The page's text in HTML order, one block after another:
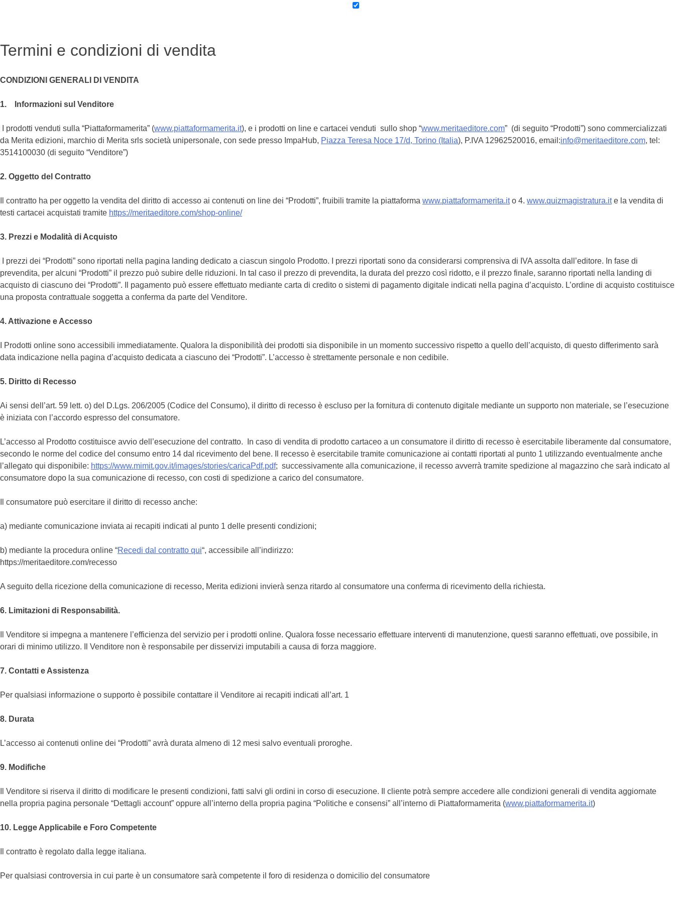
Termini e condizioni di vendita
CONDIZIONI GENERALI DI VENDITA
1. Informazioni sul Venditore
I prodotti venduti sulla “Piattaformamerita” (www.piattaformamerita.it), e i prodotti on line e cartacei venduti sullo shop “www.meritaeditore.com” (di seguito “Prodotti”) sono commercializzati
da Merita edizioni, marchio di Merita srls società unipersonale, con sede presso ImpaHub, Piazza Teresa Noce 17/d, Torino (Italia), P.IVA 12962520016, email:info@meritaeditore.com, tel:
3514100030 (di seguito “Venditore”)
2. Oggetto del Contratto
Il contratto ha per oggetto la vendita del diritto di accesso ai contenuti on line dei “Prodotti”, fruibili tramite la piattaforma www.piattaformamerita.ito 4. www.quizmagistratura.ite la vendita di
testi cartacei acquistati tramite https://meritaeditore.com/shop-online/
3. Prezzi e Modalità di Acquisto
I prezzi dei “Prodotti” sono riportati nella pagina landing dedicato a ciascun singolo Prodotto. I prezzi riportati sono da considerarsi comprensiva di IVA assolta dall’editore. In fase di
prevendita, per alcuni “Prodotti” il prezzo può subire delle riduzioni. In tal caso il prezzo di prevendita, la durata del prezzo così ridotto, e il prezzo finale, saranno riportati nella landing di
acquisto di ciascuno dei “Prodotti”. Il pagamento può essere effettuato mediante carta di credito o sistemi di pagamento digitale indicati nella pagina d’acquisto. L’ordine di acquisto costituisce
una proposta contrattuale soggetta a conferma da parte del Venditore.
4. Attivazione e Accesso
I Prodotti online sono accessibili immediatamente. Qualora la disponibilità dei prodotti sia disponibile in un momento successivo rispetto a quello dell’acquisto, di questo differimento sarà
data indicazione nella pagina d’acquisto dedicata a ciascuno dei “Prodotti”. L’accesso è strettamente personale e non cedibile.
5. Diritto di Recesso
Ai sensi dell’art. 59 lett. o) del D.Lgs. 206/2005 (Codice del Consumo), il diritto di recesso è escluso per la fornitura di contenuto digitale mediante un supporto non materiale, se l’esecuzione
è iniziata con l’accordo espresso del consumatore.
L’accesso al Prodotto costituisce avvio dell’esecuzione del contratto. In caso di vendita di prodotto cartaceo a un consumatore il diritto di recesso è esercitabile liberamente dal consumatore,
secondo le norme del codice del consumo entro 14 dal ricevimento del bene. Il recesso è esercitabile tramite comunicazione ai contatti riportati al punto 1 utilizzando eventualmente anche
l’allegato qui disponibile: https://www.mimit.gov.it/images/stories/caricaPdf.pdf; successivamente alla comunicazione, il recesso avverrà tramite spedizione al magazzino che sarà indicato al
consumatore dopo la sua comunicazione di recesso, con costi di spedizione a carico del consumatore.
Il consumatore può esercitare il diritto di recesso anche:
a) mediante comunicazione inviata ai recapiti indicati al punto 1 delle presenti condizioni;
b) mediante la procedura online “Recedi dal contratto qui“, accessibile all’indirizzo:
https://meritaeditore.com/recesso
A seguito della ricezione della comunicazione di recesso, Merita edizioni invierà senza ritardo al consumatore una conferma di ricevimento della richiesta.
6. Limitazioni di Responsabilità.
Il Venditore si impegna a mantenere l’efficienza del servizio per i prodotti online. Qualora fosse necessario effettuare interventi di manutenzione, questi saranno effettuati, ove possibile, in
orari di minimo utilizzo. Il Venditore non è responsabile per disservizi imputabili a causa di forza maggiore.
7. Contatti e Assistenza
Per qualsiasi informazione o supporto è possibile contattare il Venditore ai recapiti indicati all’art. 1
8. Durata
L’accesso ai contenuti online dei “Prodotti” avrà durata almeno di 12 mesi salvo eventuali proroghe.
9. Modifiche
Il Venditore si riserva il diritto di modificare le presenti condizioni, fatti salvi gli ordini in corso di esecuzione. Il cliente potrà sempre accedere alle condizioni generali di vendita aggiornate
nella propria pagina personale “Dettagli account” oppure all’interno della propria pagina “Politiche e consensi” all’interno di Piattaformamerita (www.piattaformamerita.it)
10. Legge Applicabile e Foro Competente
Il contratto è regolato dalla legge italiana.
Per qualsiasi controversia in cui parte è un consumatore sarà competente il foro di residenza o domicilio del consumatore